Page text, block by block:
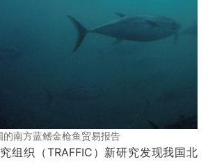
的南方蓝鳍金枪鱼贸易报告
组织（TRAFFIC）新研究发现我国北